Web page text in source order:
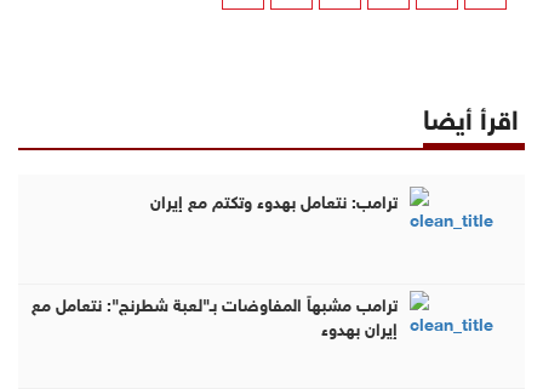
اقرأ أيضا
ترامب: نتعامل بهدوء وتكتم مع إيران
ترامب مشبهاً المفاوضات بـ"لعبة شطرنج": نتعامل مع
إيران بهدوء